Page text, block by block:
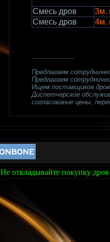
Смесь дров
3м.
Смесь дров
4м.
Предлагаем
Предлагаем
Ищем поставщиков
Диспетчерское
согласование цены,
Не откладывайте покупку